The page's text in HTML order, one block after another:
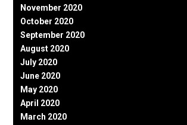
November 2020
October 2020
September 2020
August 2020
July 2020
June 2020
May 2020
April 2020
March 2020